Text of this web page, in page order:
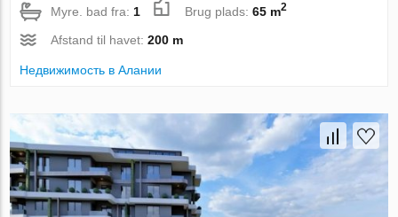
Myre. bad fra: 1 Brug plads:65 m2
Afstand til havet:200 m
Недвижимость в Алании